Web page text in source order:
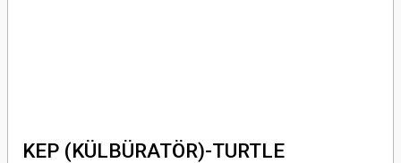
KEP (KÜLBÜRATÖR)-TURTLE